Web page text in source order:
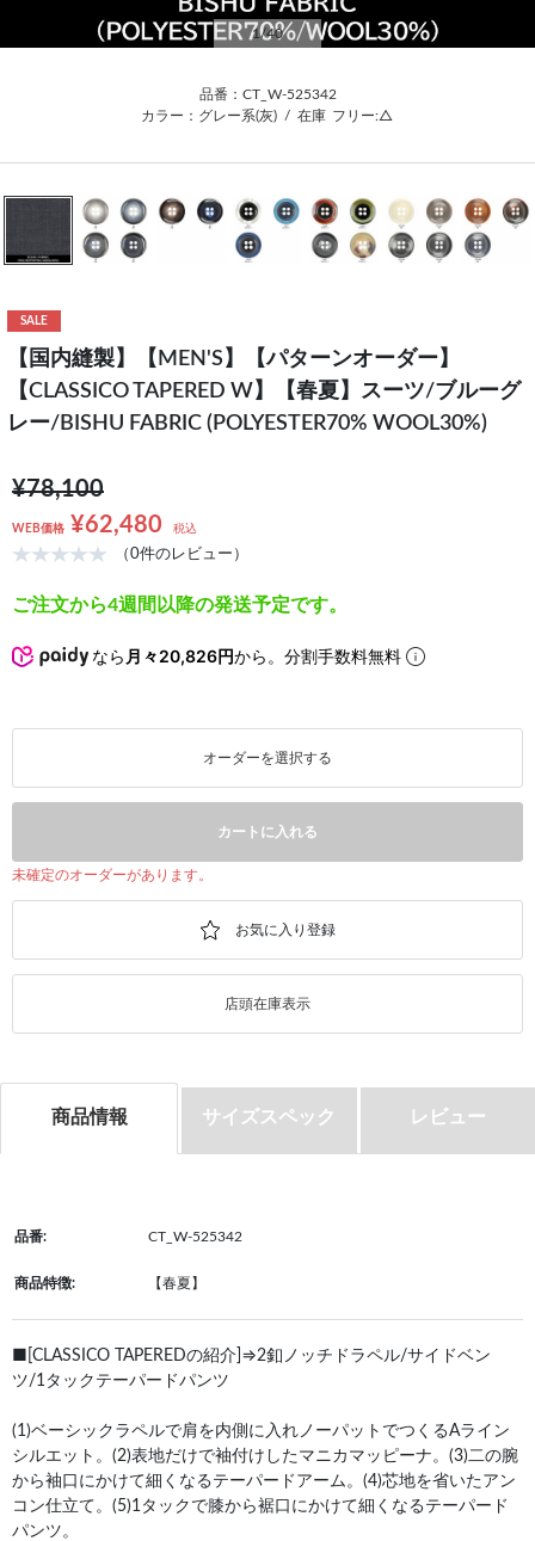
1/40
品番：CT_W-525342
カラー：グレー系(灰) / 在庫 フリー:△
SALE
【国内縫製】【MEN'S】【パターンオーダー】
【CLASSICO TAPERED W】【春夏】スーツ/ブルーグ
レー/BISHU FABRIC (POLYESTER70% WOOL30%)
¥78,100
WEB価格 ¥62,480 税込
（0件のレビュー）
ご注文から4週間以降の発送予定です。
なら 月々20,826円から。分割手数料無料
オーダーを選択する
カートに入れる
未確定のオーダーがあります。
店頭在庫表示
商品情報 サイズスペック レビュー
品番: CT_W-525342
商品特徴: 【春夏】
■[CLASSICO TAPEREDの紹介]⇒2釦ノッチドラペル/サイドベン
ツ/1タックテーパードパンツ
(1)ベーシックラペルで肩を内側に入れノーパットでつくるAライン
シルエット。(2)表地だけで袖付けしたマニカマッピーナ。(3)二の腕
から袖口にかけて細くなるテーパードアーム。(4)芯地を省いたアン
コン仕立て。(5)1タックで膝から裾口にかけて細くなるテーパード
パンツ。